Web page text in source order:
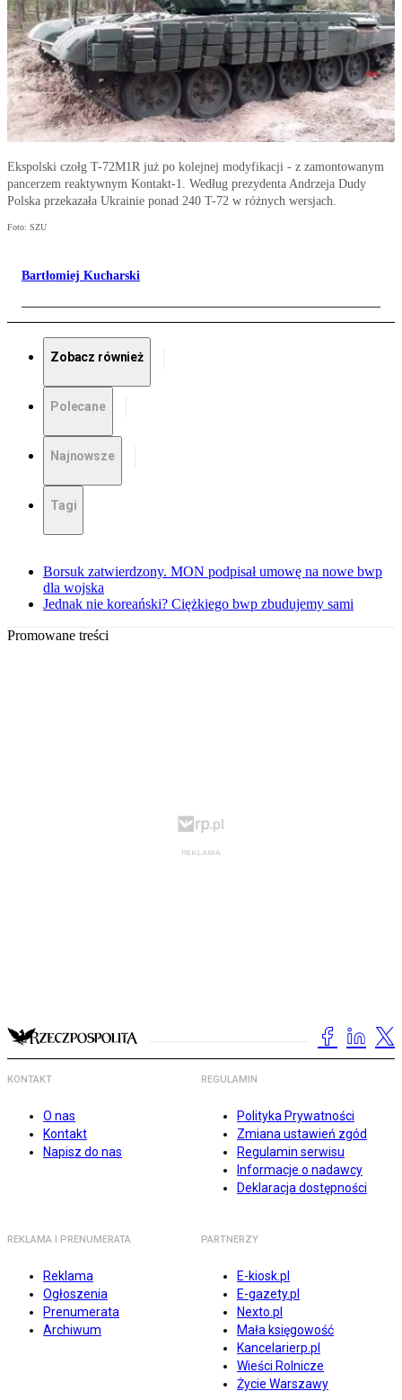
Ekspolski czołg T-72M1R już po kolejnej modyfikacji - z zamontowanym
pancerzem reaktywnym Kontakt-1. Według prezydenta Andrzeja Dudy
Polska przekazała Ukrainie ponad 240 T-72 w różnych wersjach.
Foto: SZU
Bartłomiej Kucharski
Zobacz również
Polecane
Najnowsze
Tagi
Borsuk zatwierdzony. MON podpisał umowę na nowe bwp
dla wojska
Jednak nie koreański? Ciężkiego bwp zbudujemy sami
Promowane treści
KONTAKT
O nas
Kontakt
Napisz do nas
REGULAMIN
Polityka Prywatności
Zmiana ustawień zgód
Regulamin serwisu
Informacje o nadawcy
Deklaracja dostępności
REKLAMA I PRENUMERATA
Reklama
Ogłoszenia
Prenumerata
Archiwum
PARTNERZY
E-kiosk.pl
E-gazety.pl
Nexto.pl
Mała księgowość
Kancelarierp.pl
Wieści Rolnicze
Życie Warszawy